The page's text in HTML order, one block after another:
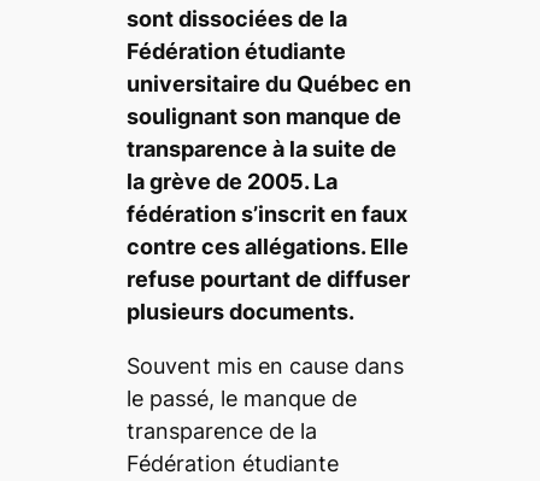
sont dissociées de la
Fédération étudiante
universitaire du Québec en
soulignant son manque de
transparence à la suite de
la grève de 2005. La
fédération s’inscrit en faux
contre ces allégations. Elle
refuse pourtant de diffuser
plusieurs documents.
Souvent mis en cause dans
le passé, le manque de
transparence de la
Fédération étudiante